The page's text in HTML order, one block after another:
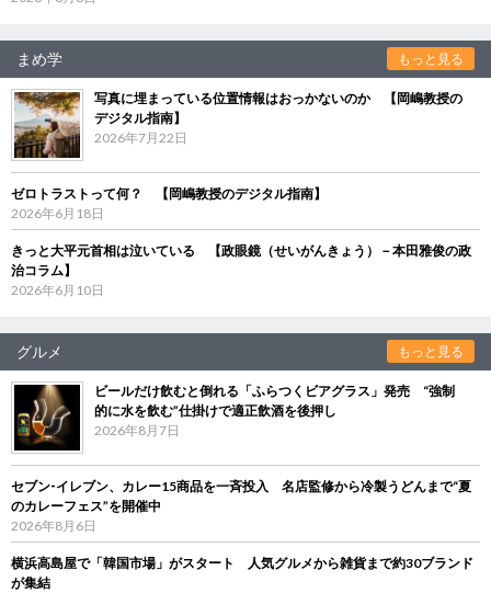
まめ学 もっと見る
写真に埋まっている位置情報はおっかないのか 【岡嶋教授の
デジタル指南】
2026年7月22日
ゼロトラストって何？ 【岡嶋教授のデジタル指南】
2026年6月18日
きっと大平元首相は泣いている 【政眼鏡（せいがんきょう）－本田雅俊の政
治コラム】
2026年6月10日
グルメ もっと見る
ビールだけ飲むと倒れる「ふらつくビアグラス」発売 “強制
的に水を飲む”仕掛けで適正飲酒を後押し
2026年8月7日
セブン‐イレブン、カレー15商品を一斉投入 名店監修から冷製うどんまで“夏
のカレーフェス”を開催中
2026年8月6日
横浜高島屋で「韓国市場」がスタート 人気グルメから雑貨まで約30ブランド
が集結